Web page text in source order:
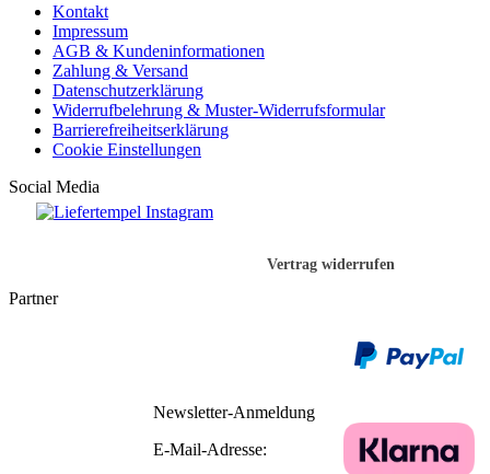
Kontakt
Impressum
AGB & Kundeninformationen
Zahlung & Versand
Datenschutzerklärung
Widerrufbelehrung & Muster-Widerrufsformular
Barrierefreiheitserklärung
Cookie Einstellungen
Social Media
Vertrag widerrufen
Partner
Newsletter-Anmeldung
E-Mail-Adresse: